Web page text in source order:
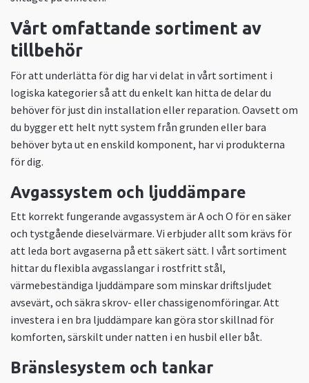
Vårt omfattande sortiment av
tillbehör
För att underlätta för dig har vi delat in vårt sortiment i
logiska kategorier så att du enkelt kan hitta de delar du
behöver för just din installation eller reparation. Oavsett om
du bygger ett helt nytt system från grunden eller bara
behöver byta ut en enskild komponent, har vi produkterna
för dig.
Avgassystem och ljuddämpare
Ett korrekt fungerande avgassystem är A och O för en säker
och tystgående dieselvärmare. Vi erbjuder allt som krävs för
att leda bort avgaserna på ett säkert sätt. I vårt sortiment
hittar du flexibla avgasslangar i rostfritt stål,
värmebeständiga ljuddämpare som minskar driftsljudet
avsevärt, och säkra skrov- eller chassigenomföringar. Att
investera i en bra ljuddämpare kan göra stor skillnad för
komforten, särskilt under natten i en husbil eller båt.
Bränslesystem och tankar